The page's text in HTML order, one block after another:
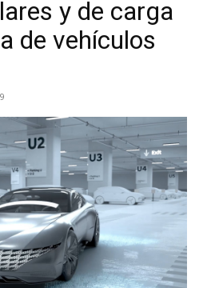
y de carga
de vehículos